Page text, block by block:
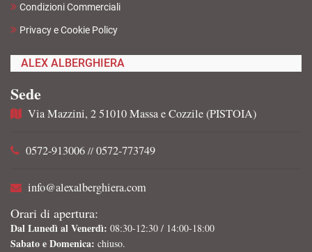
Condizioni Commerciali
Privacy e Cookie Policy
ALEX ALBERGHIERA
Sede
Via Mazzini, 2 51010 Massa e Cozzile (PISTOIA)
0572-913006 // 0572-773749
info@alexalberghiera.com
Orari di apertura:
Dal Lunedì al Venerdì: 08:30-12:30 / 14:00-18:00
Sabato e Domenica: chiuso.